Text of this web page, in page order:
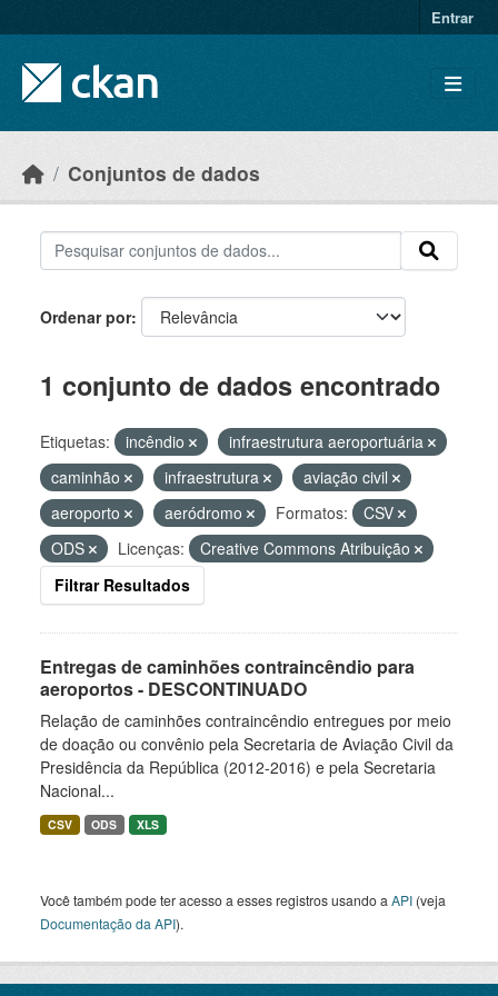
Entrar
Conjuntos de dados
Ordenar por
1 conjunto de dados encontrado
Etiquetas: incêndio
infraestrutura aeroportuária
caminhão
infraestrutura
aviação civil
aeroporto
aeródromo Formatos:
CSV
ODS
Licenças:
Creative Commons Atribuição
Filtrar Resultados
Entregas de caminhões contraincêndio para
aeroportos - DESCONTINUADO
Relação de caminhões contraincêndio entregues por meio
de doação ou convênio pela Secretaria de Aviação Civil da
Presidência da República (2012-2016) e pela Secretaria
Nacional...
CSV ODS XLS
Você também pode ter acesso a esses registros usando a API (veja
Documentação da API).